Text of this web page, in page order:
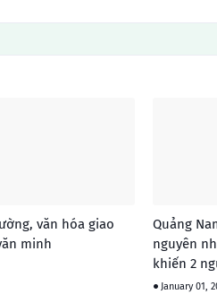
văn hóa giao
minh
Quảng
nguyên
khiến 2
January 01,